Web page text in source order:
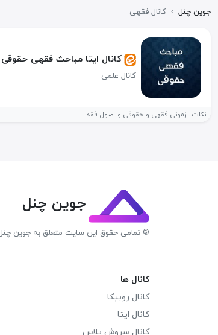
جوین چنل › کانال فقهی
کانال ایتا مباحث فقهی حقوقی
کانال علمی
نکات آزمونی فقهی و حقوقی و اصول فقه.
جوین چنل
© تمامی حقوق این سایت متعلق به جوین
کانال ها
کانال روبیکا
کانال ایتا
کانال سروش پلاس